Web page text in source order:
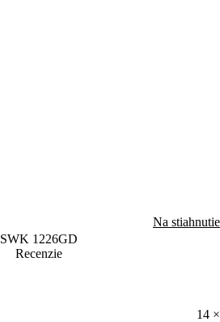
Na stiahnutie
SWK 1226GD
Recenzie
14 ×